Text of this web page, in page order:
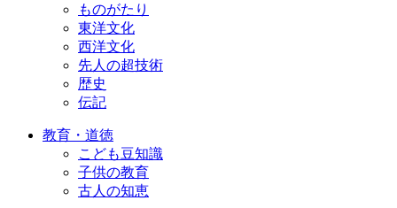
ものがたり
東洋文化
西洋文化
先人の超技術
歴史
伝記
教育・道徳
こども豆知識
子供の教育
古人の知恵